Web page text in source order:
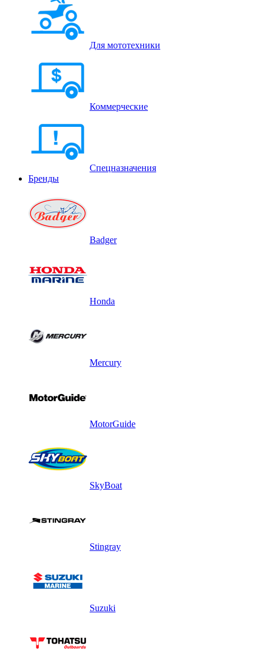
Для мототехники
Коммерческие
Спецназначения
Бренды
Badger
Honda
Mercury
MotorGuide
SkyBoat
Stingray
Suzuki